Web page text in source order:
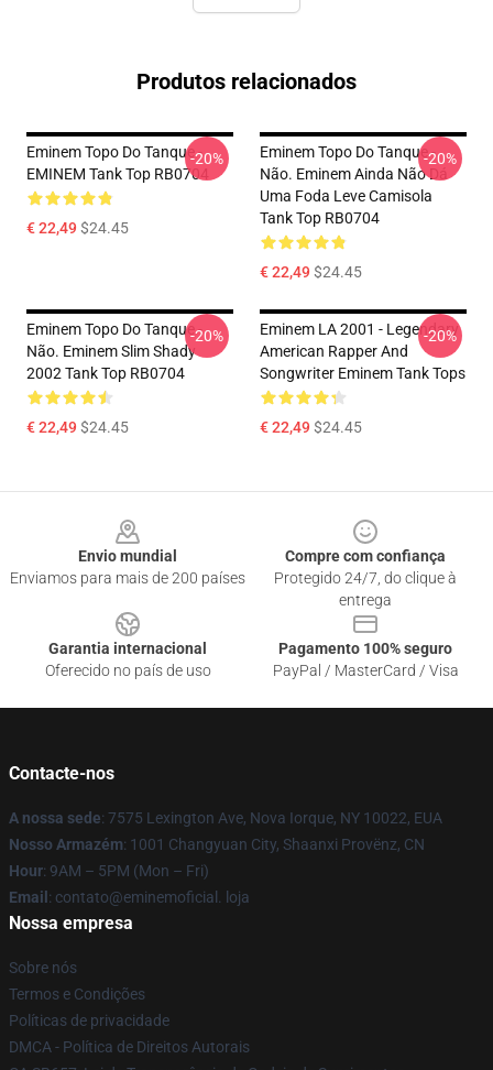
Produtos relacionados
Eminem Topo Do Tanque -
EMINEM Tank Top RB0704
€ 22,49$24.45
-20%
Eminem Topo Do Tanque -
Não. Eminem Ainda Não Dá
Uma Foda Leve Camisola
Tank Top RB0704
€ 22,49$24.45
-20%
Eminem Topo Do Tanque -
Não. Eminem Slim Shady
2002 Tank Top RB0704
€ 22,49$24.45
-20%
Eminem LA 2001 - Legendary
American Rapper And
Songwriter Eminem Tank Tops
€ 22,49$24.45
-20%
Envio mundial
Enviamos para mais de 200 países
Compre com confiança
Protegido 24/7, do clique à
entrega
Garantia internacional
Oferecido no país de uso
Pagamento 100% seguro
PayPal / MasterCard / Visa
Contacte-nos
A nossa sede: 7575 Lexington Ave, Nova Iorque, NY 10022, EUA
Nosso Armazém: 1001 Changyuan City, Shaanxi Provënz, CN
Hour: 9AM – 5PM (Mon – Fri)
Email : contato@eminemoficial. loja
Nossa empresa
Sobre nós
Termos e Condições
Políticas de privacidade
DMCA - Política de Direitos Autorais